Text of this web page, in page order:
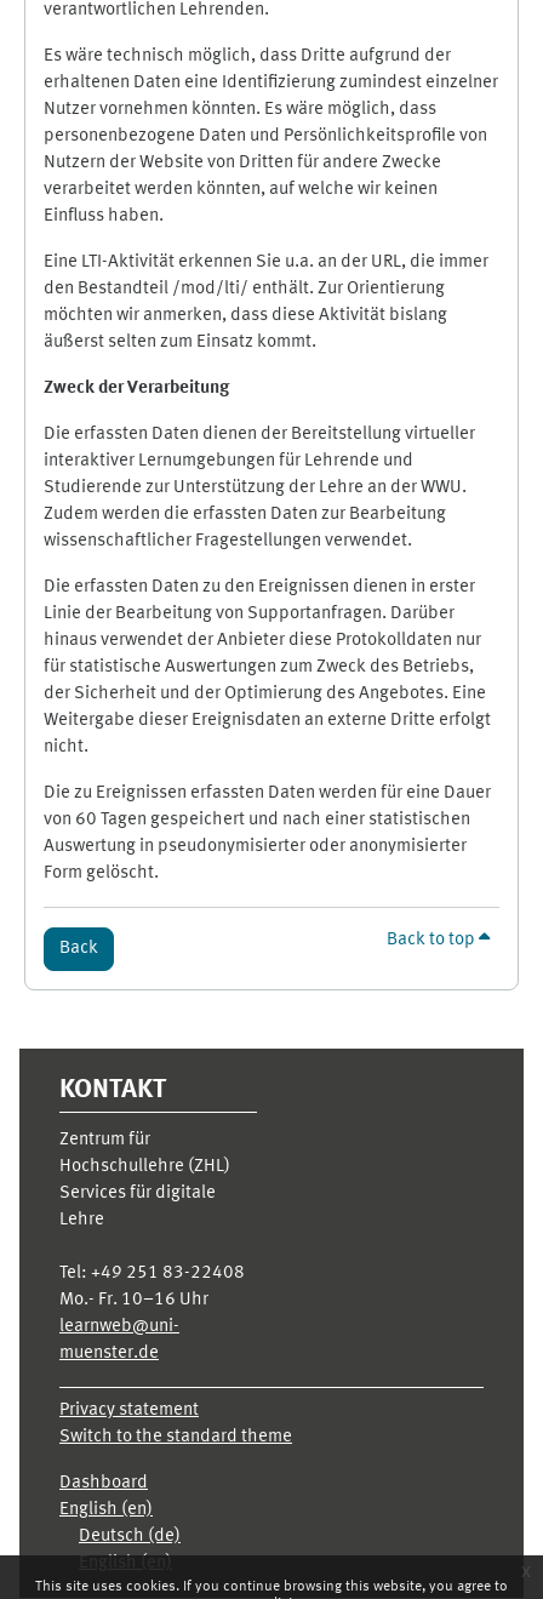
This site uses cookies. If you continue browsing this website, you agree to
x
verantwortlichen Lehrenden.
Es wäre technisch möglich, dass Dritte aufgrund der
erhaltenen Daten eine Identifizierung zumindest einzelner
Nutzer vornehmen könnten. Es wäre möglich, dass
personenbezogene Daten und Persönlichkeitsprofile von
Nutzern der Website von Dritten für andere Zwecke
verarbeitet werden könnten, auf welche wir keinen
Einfluss haben.
Eine LTI-Aktivität erkennen Sie u.a. an der URL, die immer
den Bestandteil /mod/lti/ enthält. Zur Orientierung
möchten wir anmerken, dass diese Aktivität bislang
äußerst selten zum Einsatz kommt.
Zweck der Verarbeitung
Die erfassten Daten dienen der Bereitstellung virtueller
interaktiver Lernumgebungen für Lehrende und
Studierende zur Unterstützung der Lehre an der WWU.
Zudem werden die erfassten Daten zur Bearbeitung
wissenschaftlicher Fragestellungen verwendet.
Die erfassten Daten zu den Ereignissen dienen in erster
Linie der Bearbeitung von Supportanfragen. Darüber
hinaus verwendet der Anbieter diese Protokolldaten nur
für statistische Auswertungen zum Zweck des Betriebs,
der Sicherheit und der Optimierung des Angebotes. Eine
Weitergabe dieser Ereignisdaten an externe Dritte erfolgt
nicht.
Die zu Ereignissen erfassten Daten werden für eine Dauer
von 60 Tagen gespeichert und nach einer statistischen
Auswertung in pseudonymisierter oder anonymisierter
Form gelöscht.
Back Back to top
KONTAKT
Zentrum für
Hochschullehre (ZHL)
Services für digitale
Lehre
Tel: +49 251 83-22408
Mo.- Fr. 10–16 Uhr
learnweb@uni-
muenster.de
Privacy statement
Switch to the standard theme
Dashboard
English ‎(en)‎
Deutsch ‎(de)‎